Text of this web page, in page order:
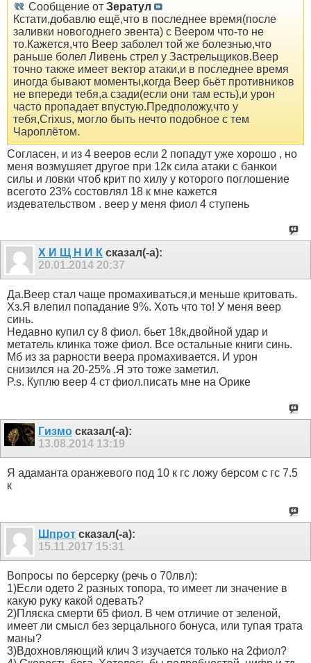
Сообщение от Зератул
Кстати,добавлю ещё,что в последнее время(после
заливки новогоднего эвента) с Веером что-то не
то.Кажется,что Веер заболел той же болезнью,что
раньше болел Ливень стрел у Застрельщиков.Веер
точно также имеет вектор атаки,и в последнее время
иногда бывают моменты,когда Веер бьёт противников
не впереди тебя,а сзади(если они там есть),и урон
часто пропадает впустую.Предположу,что у
тебя,Crixus, могло быть нечто подобное с тем
Чароплётом.
Согласен, и из 4 вееров если 2 попадут уже хорошо , но
меня возмушяет другое при 12к сила атаки с банкои
силы и ловки чтоб крит по хилу у которого поглошение
всегото 23% состовлял 18 к мне кажется
издевательством . веер у меня фиол 4 ступень
Х И Щ Н И К сказал(-а):
20.01.2014 20:37
Да.Веер стал чаще промахиваться,и меньше критовать.
Хз.Я влепил попадание 9%. Хоть что то! У меня веер
синь.
Недавно купил су 8 фиол. бьет 18к,двойной удар и
метатель клинка тоже фиол. Все остальные книги синь.
Мб из за рарности веера промахивается. И урон
снизился на 20-25% .Я это тоже заметил.
P.s. Куплю веер 4 ст фиол.писать мне на Орике
Гизмо сказал(-а):
13.08.2014 13:19
Я адаманта оранжевого под 10 к гс ложу берсом с гс 7.5
к
Шпрот сказал(-а):
15.11.2017 15:31
Вопросы по берсерку (речь о 70лвл):
1)Если одето 2 разных топора, то имеет ли значение в
какую руку какой одевать?
2)Пляска смерти 65 фиол. В чем отличие от зеленой,
имеет ли смысл без зерцального бонуса, или тупая трата
маны?
3)Вдохновляющий клич 3 изучается только на 2фиол?